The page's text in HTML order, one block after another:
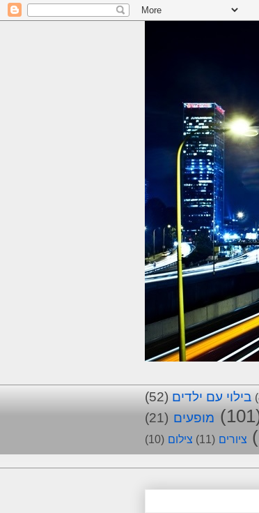
בילוי עם ילדים (52)
מופעים (21)
ציורים (11) צילום (10)